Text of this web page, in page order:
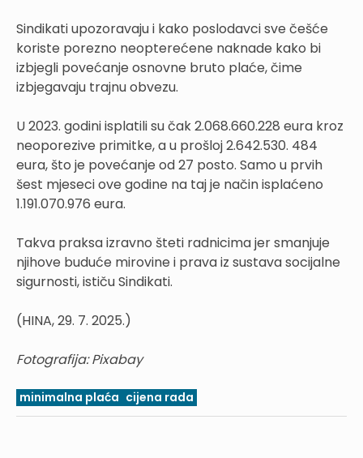
Sindikati upozoravaju i kako poslodavci sve češće
koriste porezno neopterećene naknade kako bi
izbjegli povećanje osnovne bruto plaće, čime
izbjegavaju trajnu obvezu.
U 2023. godini isplatili su čak 2.068.660.228 eura kroz
neoporezive primitke, a u prošloj 2.642.530. 484
eura, što je povećanje od 27 posto. Samo u prvih
šest mjeseci ove godine na taj je način isplaćeno
1.191.070.976 eura.
Takva praksa izravno šteti radnicima jer smanjuje
njihove buduće mirovine i prava iz sustava socijalne
sigurnosti, ističu Sindikati.
(HINA, 29. 7. 2025.)
Fotografija: Pixabay
minimalna plaća cijena rada